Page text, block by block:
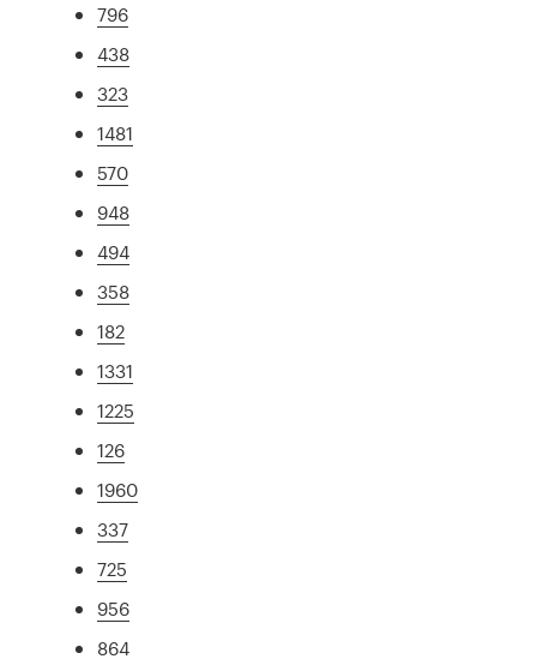
796
438
323
1481
570
948
494
358
182
1331
1225
126
1960
337
725
956
864